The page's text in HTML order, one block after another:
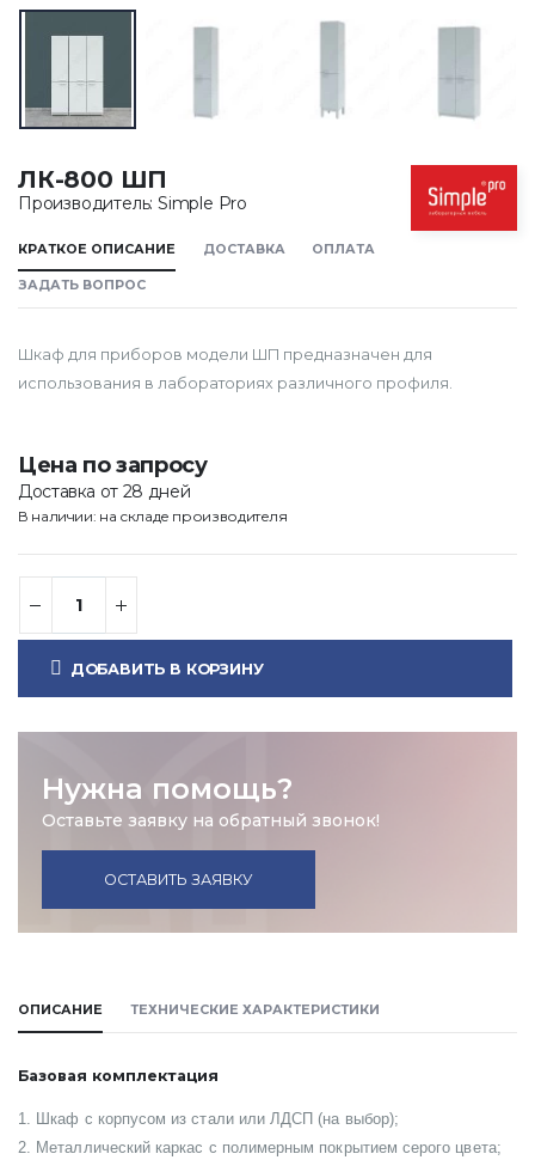
ЛК-800 ШП
Производитель: Simple Pro
КРАТКОЕ ОПИСАНИЕ ДОСТАВКА ОПЛАТА
ЗАДАТЬ ВОПРОС
Шкаф для приборов модели ШП предназначен для
использования в лабораториях различного профиля.
Цена по запросу
Доставка от 28 дней
В наличии: на складе производителя
ДОБАВИТЬ В КОРЗИНУ
Нужна помощь?
Оставьте заявку на обратный звонок!
ОСТАВИТЬ ЗАЯВКУ
ОПИСАНИЕ ТЕХНИЧЕСКИЕ ХАРАКТЕРИСТИКИ
Базовая комплектация
1. Шкаф с корпусом из стали или ЛДСП (на выбор);
2. Металлический каркас с полимерным покрытием серого цвета;